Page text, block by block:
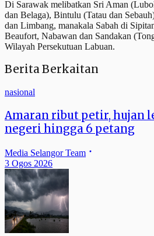
Di Sarawak melibatkan Sri Aman
dan Belaga), Bintulu (Tatau dan
dan Limbang, manakala Sabah di
Beaufort, Nabawan dan Sandakan
Wilayah Persekutuan Labuan.
Berita Berkaitan
nasional
Amaran ribut petir, hujan
negeri hingga 6 petang
Media Selangor Team
3 Ogos 2026